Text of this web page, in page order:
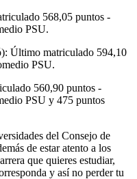
568,05 puntos -
PSU.
Último matriculado 594,10
PSU.
560,90 puntos -
PSU y 475 puntos
del Consejo de
de estar atento a los
que quieres estudiar,
y así no perder tu